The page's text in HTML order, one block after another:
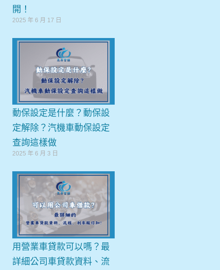
開！
2025 年 6 月 17 日
動保設定是什麼？動保設
定解除？汽機車動保設定
查詢這樣做
2025 年 6 月 3 日
用營業車貸款可以嗎？最
詳細公司車貸款資料、流